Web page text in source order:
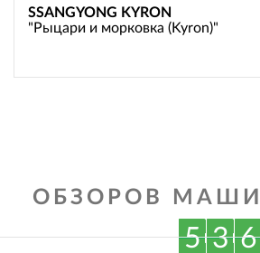
SSANGYONG KYRON
"Рыцари и морковка (Kyron)"
ОБЗОРОВ
5 3 6